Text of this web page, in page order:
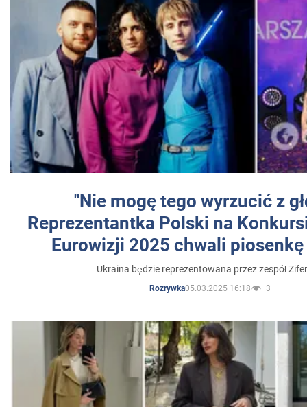
"Nie mogę tego wyrzucić z
Reprezentantka Polski na
Eurowizji 2025 chwali
Ukraina będzie reprezentowana przez zespół
Rozrywka05.03.2025 16:18 3